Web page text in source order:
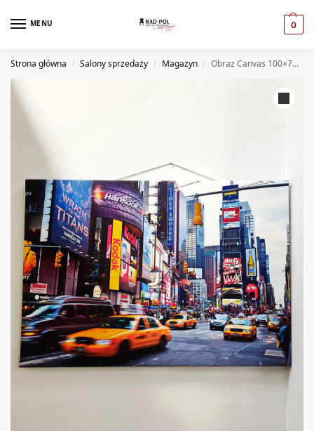
MENU 0
Strona główna / Salony sprzedaży / Magazyn / Obraz Canvas 100×70 (MG)